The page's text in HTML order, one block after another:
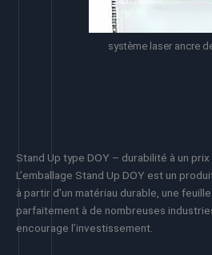
système laser ancre
Stand Up type DOY – durabilité à un
L’emballage Stand Up DOY est un
à partir d’un matériau durable, une
parfaitement à de nombreuses
encourage l’investissement.